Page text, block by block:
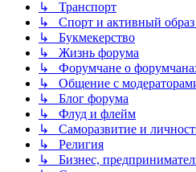
↳ Транспорт
↳ Спорт и активный
↳ Букмекерство
↳ Жизнь форума
↳ Форумчане о
↳ Общение с
↳ Блог форума
↳ Флуд и флейм
↳ Саморазвитие и
↳ Религия
↳ Бизнес,